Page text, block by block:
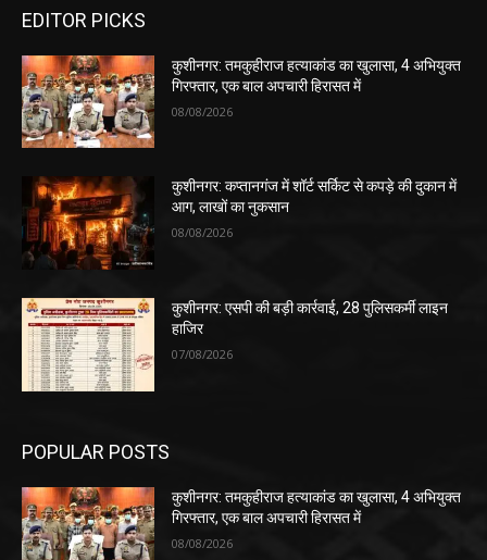
EDITOR PICKS
कुशीनगर: तमकुहीराज हत्याकांड का खुलासा, 4 अभियुक्त
गिरफ्तार, एक बाल अपचारी हिरासत में
08/08/2026
कुशीनगर: कप्तानगंज में शॉर्ट सर्किट से कपड़े की दुकान में
आग, लाखों का नुकसान
08/08/2026
कुशीनगर: एसपी की बड़ी कार्रवाई, 28 पुलिसकर्मी लाइन
हाजिर
07/08/2026
POPULAR POSTS
कुशीनगर: तमकुहीराज हत्याकांड का खुलासा, 4 अभियुक्त
गिरफ्तार, एक बाल अपचारी हिरासत में
08/08/2026